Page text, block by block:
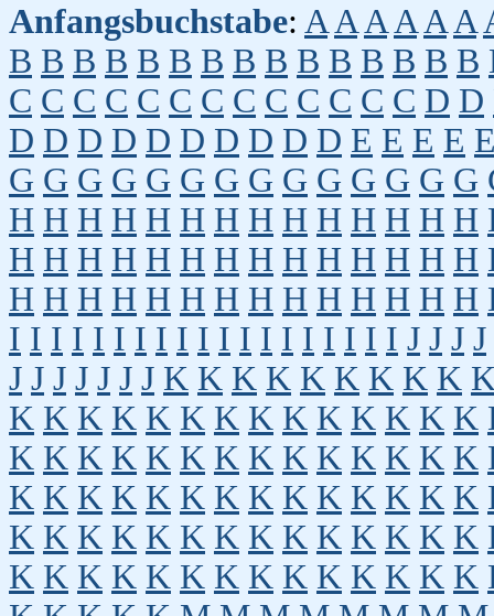
Anfangsbuchstabe: A A A A A A
B B B B B B B B B B B B B B B
C C C C C C C C C C C C C D D
D D D D D D D D D D E E E E
G G G G G G G G G G G G G G
H H H H H H H H H H H H H H
H H H H H H H H H H H H H H
H H H H H H H H H H H H H H
I I I I I I I I I I I I I I I I I I I J J J J
J J J J J J J K K K K K K K K K
K K K K K K K K K K K K K K
K K K K K K K K K K K K K K
K K K K K K K K K K K K K K
K K K K K K K K K K K K K K
K K K K K K K K K K K K K K